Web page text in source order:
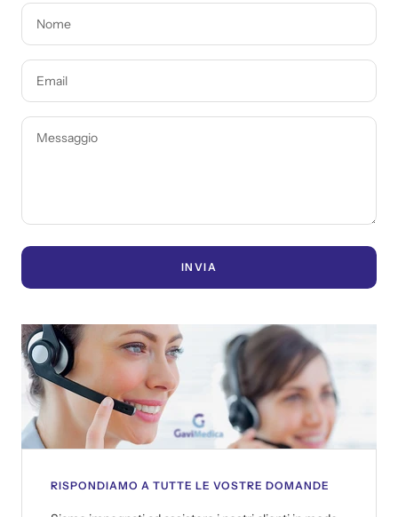
Nome
Email
Messaggio
INVIA
RISPONDIAMO A TUTTE LE VOSTRE DOMANDE